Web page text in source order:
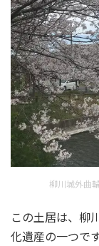
柳川城外曲
この土居は、柳
化遺産の一つです